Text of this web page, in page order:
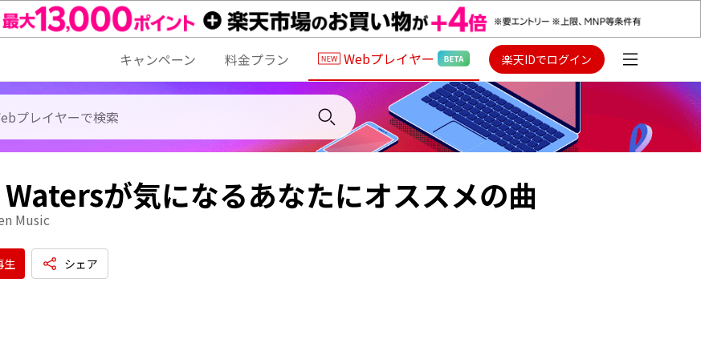
キャンペーン 料金プラン Webプレイヤー 楽天IDでログイン
が気になるあなたにオススメの曲
Music
生 シェア